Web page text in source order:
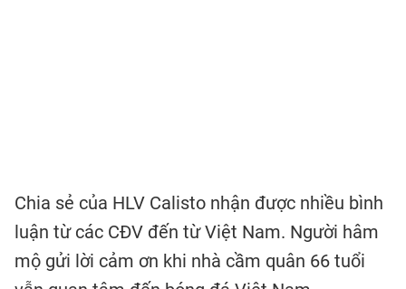
Chia sẻ của HLV Calisto nhận được nhiều bình
luận từ các CĐV đến từ Việt Nam. Người hâm
mộ gửi lời cảm ơn khi nhà cầm quân 66 tuổi